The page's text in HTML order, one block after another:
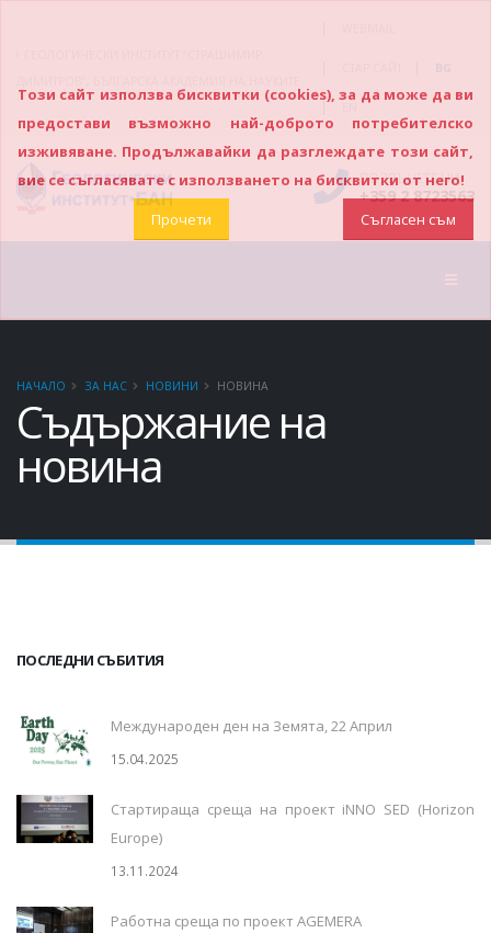
BG
|
ПОЗВЪНЕТЕ НИ
+359 2 8723563
НАЧАЛО ЗА НАС НОВИНИ НОВИНА
Съдържание на
новина
ПОСЛЕДНИ СЪБИТИЯ
Международен ден на Земята, 22 Април
15.04.2025
Стартираща среща на проект iNNO SED (Horizon
Europe)
13.11.2024
Работна среща по проект AGEMERA
Този сайт използва бисквитки (cookies), за да може да ви
предостави възможно най-доброто потребителско
изживяване. Продължавайки да разглеждате този сайт,
вие се съгласявате с използването на бисквитки от него!
Прочети
Съгласен съм